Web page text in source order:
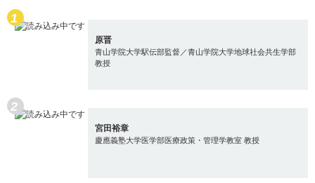
原晋
青山学院大学駅伝部監督／青山学院大学地球社会共生学部
教授
宮田裕章
慶應義塾大学医学部医療政策・管理学教室 教授